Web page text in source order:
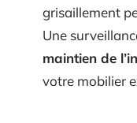
grisaillement
Une
maintien de
votre mobilier